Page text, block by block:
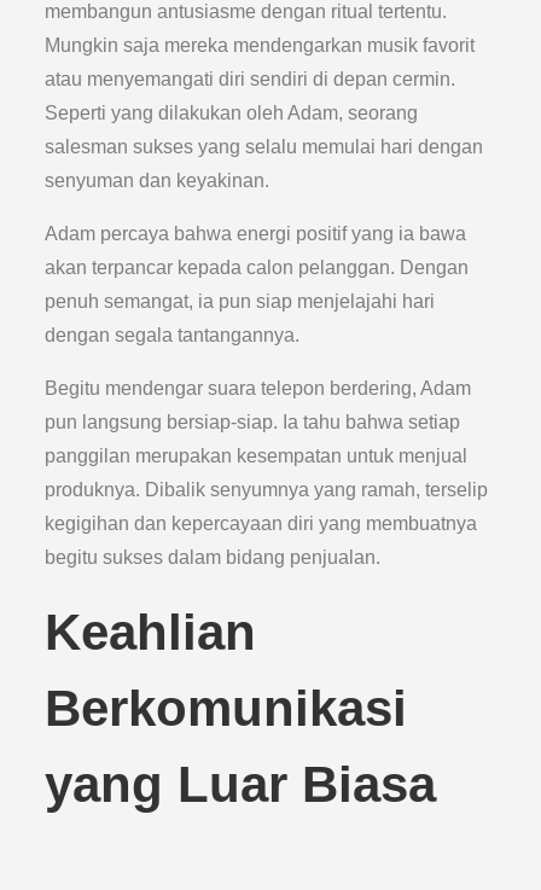
membangun antusiasme dengan ritual tertentu.
Mungkin saja mereka mendengarkan musik favorit
atau menyemangati diri sendiri di depan cermin.
Seperti yang dilakukan oleh Adam, seorang
salesman sukses yang selalu memulai hari dengan
senyuman dan keyakinan.
Adam percaya bahwa energi positif yang ia bawa
akan terpancar kepada calon pelanggan. Dengan
penuh semangat, ia pun siap menjelajahi hari
dengan segala tantangannya.
Begitu mendengar suara telepon berdering, Adam
pun langsung bersiap-siap. Ia tahu bahwa setiap
panggilan merupakan kesempatan untuk menjual
produknya. Dibalik senyumnya yang ramah, terselip
kegigihan dan kepercayaan diri yang membuatnya
begitu sukses dalam bidang penjualan.
Keahlian
Berkomunikasi
yang Luar Biasa